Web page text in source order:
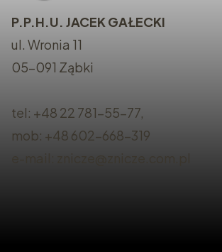
P.P.H.U. JACEK GAŁECKI
ul. Wronia 11
05-091 Ząbki
tel: +48 22 781-55-77,
mob: +48 602-668-319
e-mail: znicze@znicze.com.pl